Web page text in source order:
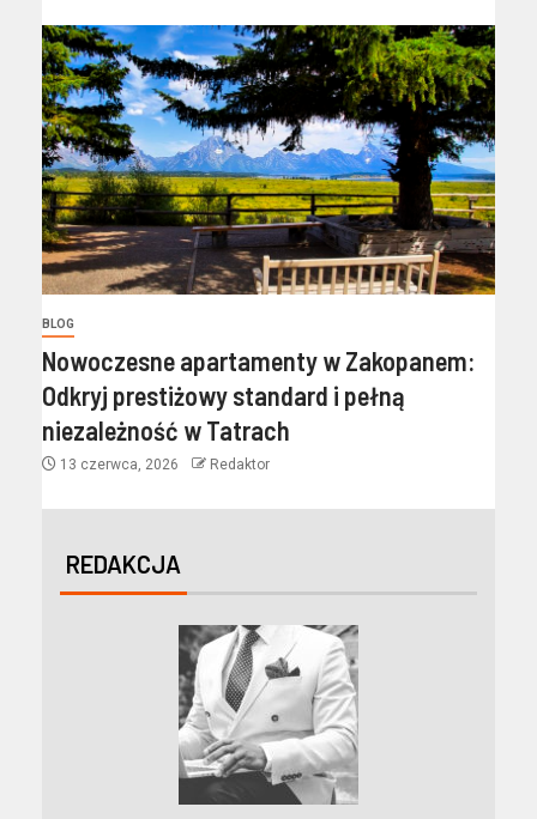
BLOG
Nowoczesne apartamenty w Zakopanem:
Odkryj prestiżowy standard i pełną
niezależność w Tatrach
13 czerwca, 2026 Redaktor
REDAKCJA